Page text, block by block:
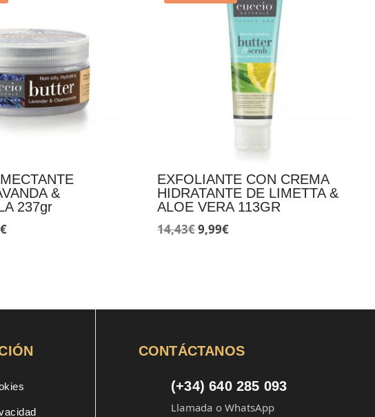
&
237gr
€El
EXFOLIANTE CON CREMA
HIDRATANTE DE LIMETTA &
ALOE VERA 113GR
14,43€El
9,99€El
CONTÁCTANOS
(+34) 640 285 093
Llamada o WhatsApp